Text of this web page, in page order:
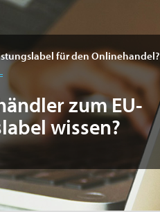
für den Onlinehandel?
zum EU-
wissen?